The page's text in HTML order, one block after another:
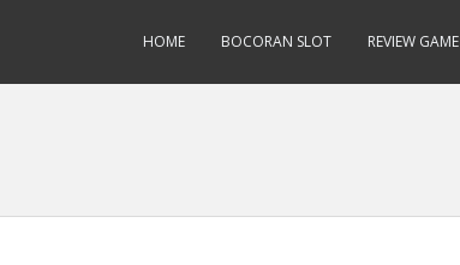
HOME BOCORAN SLOT REVIEW GAME